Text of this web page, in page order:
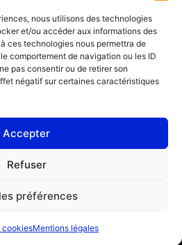
nous utilisons des technologies
et/ou accéder aux informations des
ces technologies nous permettra de
comportement de navigation ou les ID
pas consentir ou de retirer son
négatif sur certaines caractéristiques
Accepter
Refuser
préférences
cookiesMentions légales
CONSUMIDOR
Encontrar uma oficina